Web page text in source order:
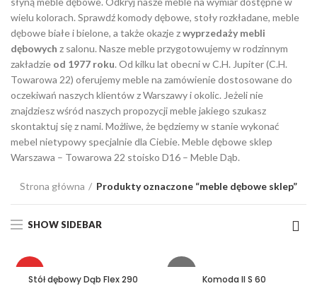
wielu kolorach. Sprawdź komody dębowe, stoły rozkładane, meble
dębowe białe i bielone, a także okazje zwyprzedaży mebli
dębowych z salonu. Nasze meble przygotowujemy w rodzinnym
zakładzie od 1977 roku. Od kilku lat obecni w C.H. Jupiter (C.H.
Towarowa 22) oferujemy meble na zamówienie dostosowane do
oczekiwań naszych klientów z Warszawy i okolic. Jeżeli nie
znajdziesz wśród naszych propozycji meble jakiego szukasz
skontaktuj się z nami. Możliwe, że będziemy w stanie wykonać
mebel nietypowy specjalnie dla Ciebie. Meble dębowe sklep
Warszawa – Towarowa 22 stoisko D16 – Meble Dąb.
Strona główna Produkty oznaczone “meble dębowe sklep”
SHOW SIDEBAR
Stół dębowy Dąb Flex 290 Komoda II S 60